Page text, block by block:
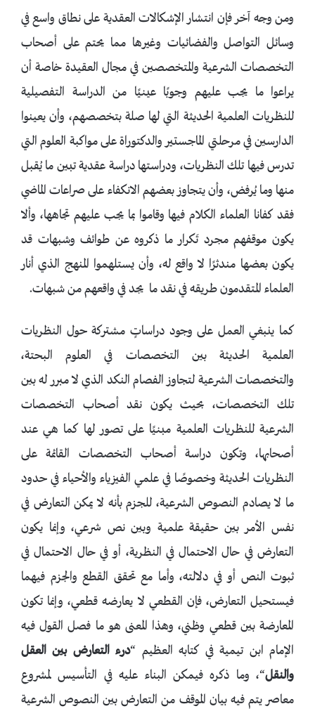
ومن وجه آخر فإن انتشار الإشكالات العقدية على نطاق واسع في
وسائل التواصل والفضائيات وغيرها مما يحتم على أصحاب
التخصصات الشرعية والمتخصصين في مجال العقيدة خاصة أن
يراعوا ما يجب عليهم وجوبًا عينيًا من الدراسة التفصيلية
للنظريات العلمية الحديثة التي لها صلة بتخصصهم، وأن يعينوا
الدارسين في مرحلتي الماجستير والدكتوراة على مواكبة العلوم التي
تدرس فيها تلك النظريات، ودراستها دراسة عقدية تبين ما يُقبل
منها وما يُرفض، وأن يتجاوز بعضهم الانكفاء على صراعات الماضي
فقد كفانا العلماء الكلام فيها وقاموا بما يجب عليهم تجاهها، وألا
يكون موقفهم مجرد تَكرار ما ذكروه عن طوائف وشبهات قد
يكون بعضها مندثرًا لا واقع له، وأن يستلهموا المنهج الذي أنار
العلماء المتقدمون طريقه في نقد ما يجد في واقعهم من شبهات.
كما ينبغي العمل على وجود دراساتٍ مشتركة حول النظريات
العلمية الحديثة بين التخصصات في العلوم البحتة،
والتخصصات الشرعية لتجاوز الفصام النكد الذي لا مبرر له بين
تلك التخصصات، بحيث يكون نقد أصحاب التخصصات
الشرعية للنظريات العلمية مبنيًا على تصور لها كما هي عند
أصحابها، وتكون دراسة أصحاب التخصصات القائمة على
النظريات الحديثة وخصوصًا في علمي الفيزياء والأحياء في حدود
ما لا يصادم النصوص الشرعية، للجزم بأنه لا يمكن التعارض في
نفس الأمر بين حقيقة علمية وبين نص شرعي، وإنما يكون
التعارض في حال الاحتمال في النظرية، أو في حال الاحتمال في
ثبوت النص أو في دلالته، وأما مع تحقق القطع والجزم فيهما
فيستحيل التعارض، فإن القطعي لا يعارضه قطعي، وإنما تكون
المعارضة بين قطعي وظني، وهذا المعنى هو ما فصل القول فيه
الإمام ابن تيمية في كتابه العظيم “درء التعارض بين العقل
والنقل“، وما ذكره فيمكن البناء عليه في التأسيس لمشروع
معاصر يتم فيه بيان الموقف من التعارض بين النصوص الشرعية